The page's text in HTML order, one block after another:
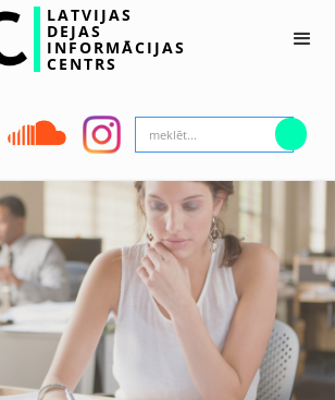
LATVIJAS
DEJAS
INFORMĀCIJAS
CENTRS